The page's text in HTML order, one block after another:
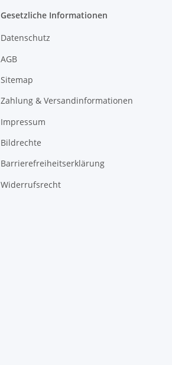
Gesetzliche Informationen
Datenschutz
AGB
Sitemap
Zahlung & Versandinformationen
Impressum
Bildrechte
Barrierefreiheitserklärung
Widerrufsrecht